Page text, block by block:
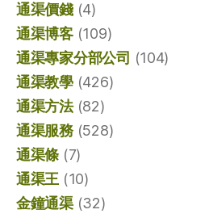
通渠價錢(4)
通渠博客(109)
通渠專家分部公司 (104)
通渠教學(426)
通渠方法(82)
通渠服務(528)
通渠條 (7)
通渠王 (10)
金鐘通渠(32)